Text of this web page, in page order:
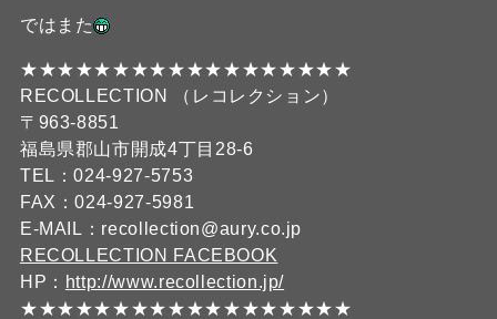
ではまた
★★★★★★★★★★★★★★★★★★
RECOLLECTION （レコレクション）
〒963-8851
福島県郡山市開成4丁目28-6
TEL：024-927-5753
FAX：024-927-5981
E-MAIL：recollection@aury.co.jp
RECOLLECTION FACEBOOK
HP： http://www.recollection.jp/
★★★★★★★★★★★★★★★★★★